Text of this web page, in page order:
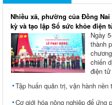
Nhiều xã, phường của Đồng
kỳ và tạo lập Sổ sức khỏe điện
Ngày
thành
chiến
điện tử
Tập huấn quản trị, vận hành nền
Cơ giới hóa nông nghiệp để ứng